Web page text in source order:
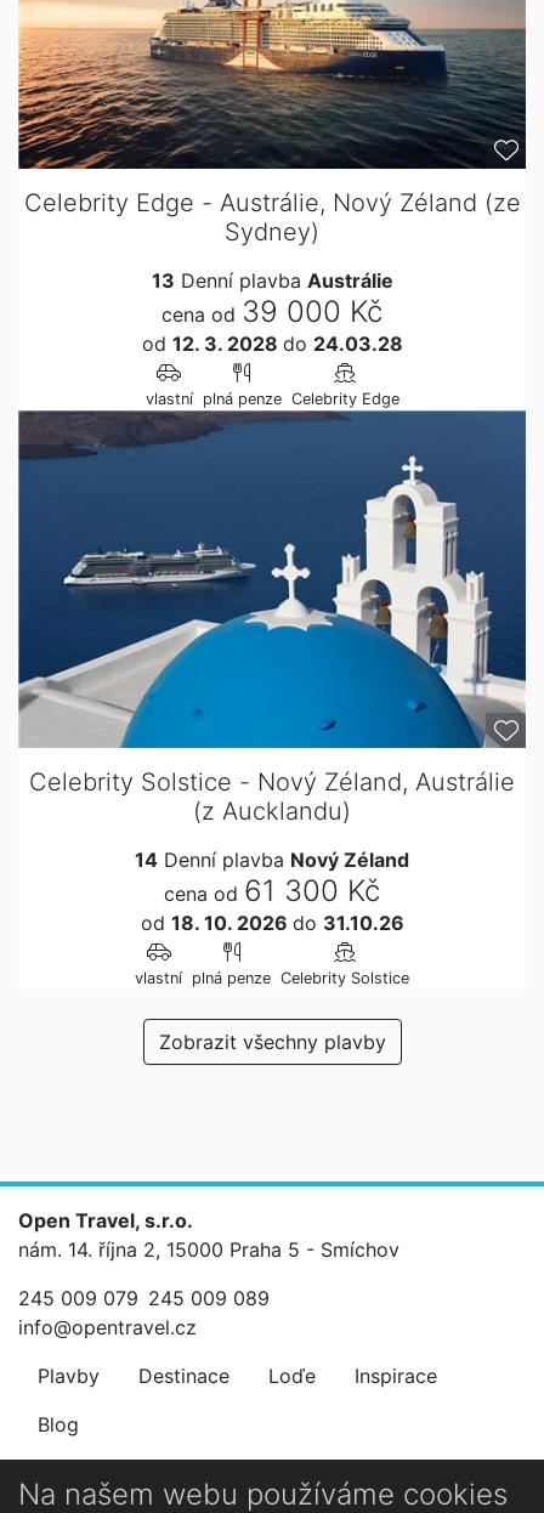
Celebrity Edge - Austrálie, Nový Zéland (ze
Sydney)
13 Denní plavba Austrálie
cena od 39 000 Kč
od 12. 3. 2028 do 24.03.28
vlastní plná penze Celebrity Edge
Celebrity Solstice - Nový Zéland, Austrálie
(z Aucklandu)
14 Denní plavba Nový Zéland
cena od 61 300 Kč
od 18. 10. 2026 do 31.10.26
vlastní plná penze Celebrity Solstice
Zobrazit všechny plavby
Open Travel, s.r.o.
nám. 14. října 2, 15000 Praha 5 - Smíchov
245 009 079 245 009 089
info@opentravel.cz
Plavby
Destinace Loďe
Inspirace
Blog
Newsletter
Na našem webu používáme cookies